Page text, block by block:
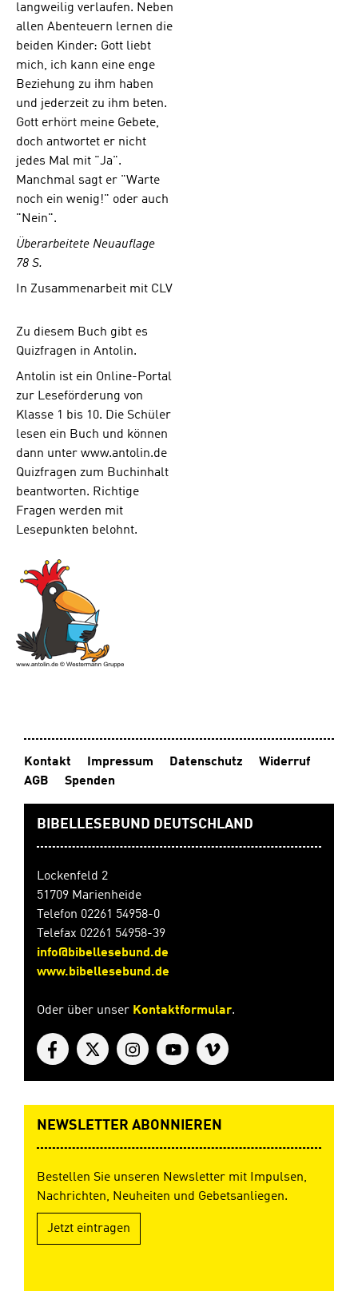
langweilig verlaufen. Neben
allen Abenteuern lernen die
beiden Kinder: Gott liebt
mich, ich kann eine enge
Beziehung zu ihm haben
und jederzeit zu ihm beten.
Gott erhört meine Gebete,
doch antwortet er nicht
jedes Mal mit "Ja".
Manchmal sagt er "Warte
noch ein wenig!" oder auch
"Nein".
Überarbeitete Neuauflage
78 S.
In Zusammenarbeit mit CLV
Zu diesem Buch gibt es
Quizfragen in Antolin.
Antolin ist ein Online-Portal
zur Leseförderung von
Klasse 1 bis 10. Die Schüler
lesen ein Buch und können
dann unter www.antolin.de
Quizfragen zum Buchinhalt
beantworten. Richtige
Fragen werden mit
Lesepunkten belohnt.
Kontakt Impressum Datenschutz
Widerruf
AGB
Spenden
BIBELLESEBUND DEUTSCHLAND
Lockenfeld 2
51709 Marienheide
Telefon 02261 54958-0
Telefax 02261 54958-39
info@bibellesebund.de
www.bibellesebund.de
Oder über unser Kontaktformular.
NEWSLETTER ABONNIEREN
Bestellen Sie unseren Newsletter mit Impulsen,
Nachrichten, Neuheiten und Gebetsanliegen.
Jetzt eintragen